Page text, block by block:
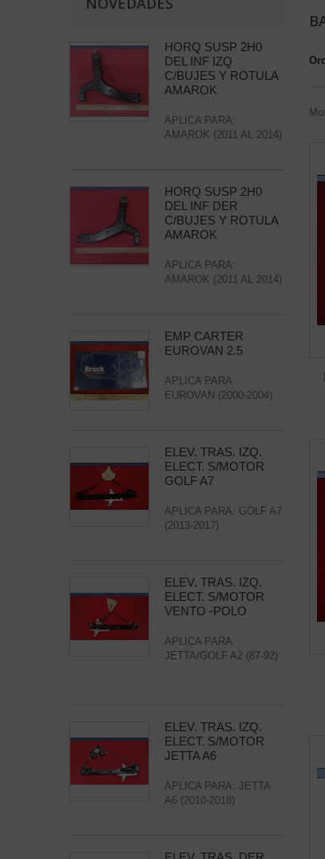
HORQ SUSP 2H0
DEL INF IZQ
C/BUJES Y ROTULA
AMAROK
APLICA PARA:
AMAROK (2011 AL 2014)
HORQ SUSP 2H0
DEL INF DER
C/BUJES Y ROTULA
AMAROK
APLICA PARA:
AMAROK (2011 AL 2014)
EMP CARTER
EUROVAN 2.5
APLICA PARA:
EUROVAN (2000-2004)
ELEV. TRAS. IZQ.
ELECT. S/MOTOR
GOLF A7
APLICA PARA: GOLF A7
(2013-2017)
ELEV. TRAS. IZQ.
ELECT. S/MOTOR
VENTO -POLO
APLICA PARA:
JETTA/GOLF A2 (87-92)
ELEV. TRAS. IZQ.
ELECT. S/MOTOR
JETTA A6
APLICA PARA: JETTA
A6 (2010-2018)